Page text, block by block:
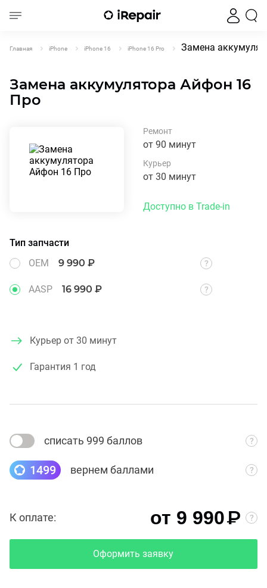
Главная iPhone iPhone 16 iPhone 16 Pro Замена
Замена аккумулятора Айфон 16
Про
Ремонт
от 90 минут
Курьер
от 30 минут
Доступно в Trade-in
Тип запчасти
OEM
9 990 ₽
AASP 16 990 ₽
Курьер от 30 минут
Гарантия 1 год
списать 999 баллов
1499 вернем баллами
К оплате: от 9 990₽
Оформить заявку